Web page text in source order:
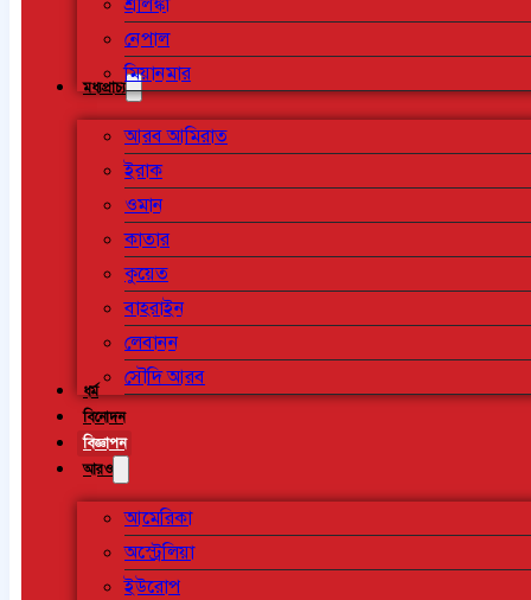
নেপাল
মিয়ানমার
মধ্যপ্রাচ্য
আরব আমিরাত
ইরাক
ওমান
কাতার
কুয়েত
বাহরাইন
লেবানন
সৌদি আরব
ধর্ম
বিনোদন
বিজ্ঞাপন
আরও
আমেরিকা
অস্ট্রেলিয়া
ইউরোপ